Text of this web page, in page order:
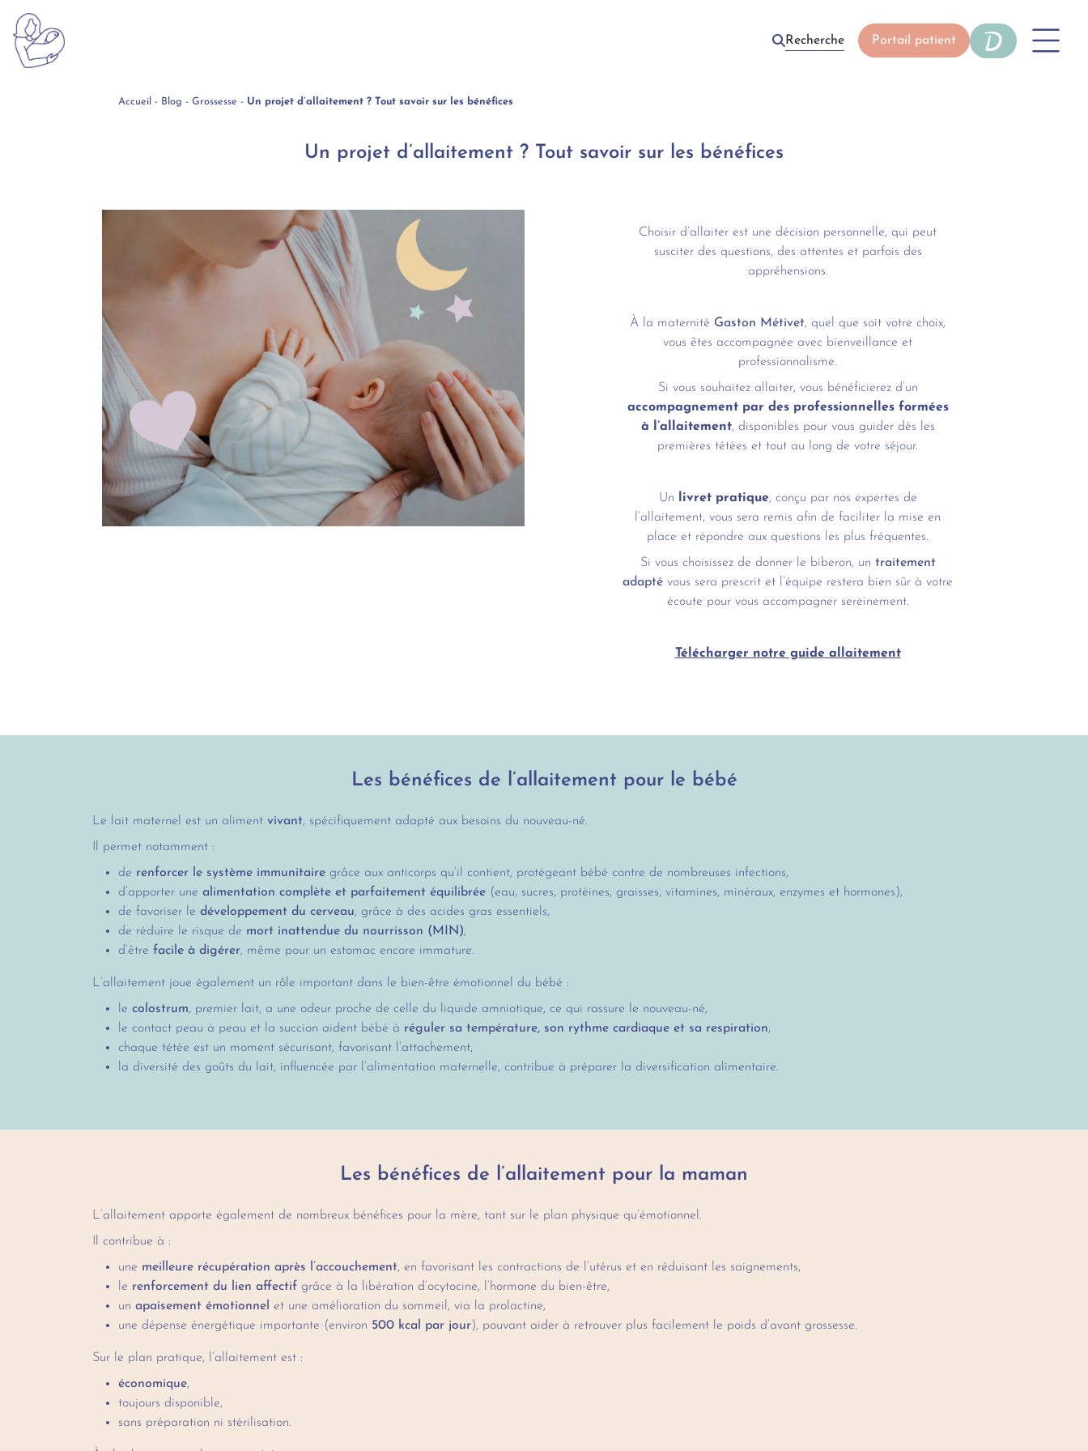
Recherche Portail patient
Accueil - Blog - Grossesse - Un projet d’allaitement ? Tout savoir sur les bénéfices
Un projet d’allaitement ? Tout savoir sur les bénéfices
Choisir d’allaiter est une décision personnelle, qui peut
susciter des questions, des attentes et parfois des
appréhensions.
À la maternité Gaston Métivet, quel que soit votre choix,
vous êtes accompagnée avec bienveillance et
professionnalisme.
Si vous souhaitez allaiter, vous bénéficierez d’un
accompagnement par des professionnelles formées
à l’allaitement, disponibles pour vous guider dès les
premières tétées et tout au long de votre séjour.
Un livret pratique, conçu par nos expertes de
l’allaitement, vous sera remis afin de faciliter la mise en
place et répondre aux questions les plus fréquentes.
Si vous choisissez de donner le biberon, un traitement
adapté vous sera prescrit et l’équipe restera bien sûr à votre
écoute pour vous accompagner sereinement.
Télécharger notre guide allaitement
Les bénéfices de l’allaitement pour le bébé
Le lait maternel est un aliment vivant, spécifiquement adapté aux besoins du nouveau-né.
Il permet notamment :
de renforcer le système immunitaire grâce aux anticorps qu’il contient, protégeant bébé contre de nombreuses infections,
d’apporter une alimentation complète et parfaitement équilibrée (eau, sucres, protéines, graisses, vitamines, minéraux, enzymes et hormones),
de favoriser le développement du cerveau, grâce à des acides gras essentiels,
de réduire le risque de mort inattendue du nourrisson (MIN),
d’être facile à digérer, même pour un estomac encore immature.
L’allaitement joue également un rôle important dans le bien-être émotionnel du bébé :
le colostrum, premier lait, a une odeur proche de celle du liquide amniotique, ce qui rassure le nouveau-né,
le contact peau à peau et la succion aident bébé à réguler sa température, son rythme cardiaque et sa respiration,
chaque tétée est un moment sécurisant, favorisant l’attachement,
la diversité des goûts du lait, influencée par l’alimentation maternelle, contribue à préparer la diversification alimentaire.
Les bénéfices de l’allaitement pour la maman
L’allaitement apporte également de nombreux bénéfices pour la mère, tant sur le plan physique qu’émotionnel.
Il contribue à :
une meilleure récupération après l’accouchement, en favorisant les contractions de l’utérus et en réduisant les saignements,
le renforcement du lien affectif grâce à la libération d’ocytocine, l’hormone du bien-être,
un apaisement émotionnel et une amélioration du sommeil, via la prolactine,
une dépense énergétique importante (environ 500 kcal par jour), pouvant aider à retrouver plus facilement le poids d’avant grossesse.
Sur le plan pratique, l’allaitement est :
économique,
toujours disponible,
sans préparation ni stérilisation.